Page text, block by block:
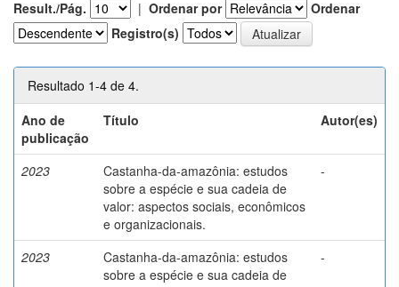
Result./Pág. | Ordenar por
Ordenar
Registro(s)
Resultado 1-4 de 4.
Ano de
publicação
Título Autor(es)
2023
Castanha-da-amazônia: estudos
sobre a espécie e sua cadeia de
valor: aspectos sociais, econômicos
e organizacionais.
-
2023
Castanha-da-amazônia: estudos
sobre a espécie e sua cadeia de
-